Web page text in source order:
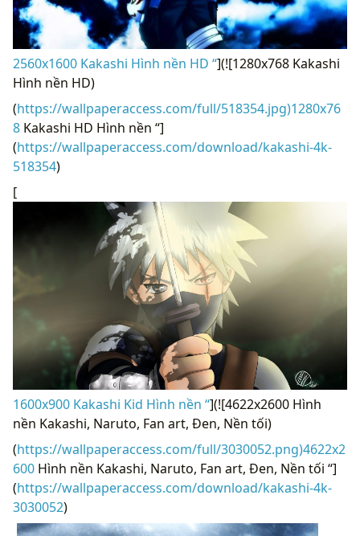
2560x1600 Kakashi Hình nền HD “](![1280x768 Kakashi
Hình nền HD)
(https://wallpaperaccess.com/full/518354.jpg)1280x76
8 Kakashi HD Hình nền “]
(https://wallpaperaccess.com/download/kakashi-4k-
518354)
[
1600x900 Kakashi Kid Hình nền “](![4622x2600 Hình
nền Kakashi, Naruto, Fan art, Đen, Nền tối)
(https://wallpaperaccess.com/full/3030052.png)4622x2
600 Hình nền Kakashi, Naruto, Fan art, Đen, Nền tối “]
(https://wallpaperaccess.com/download/kakashi-4k-
3030052)